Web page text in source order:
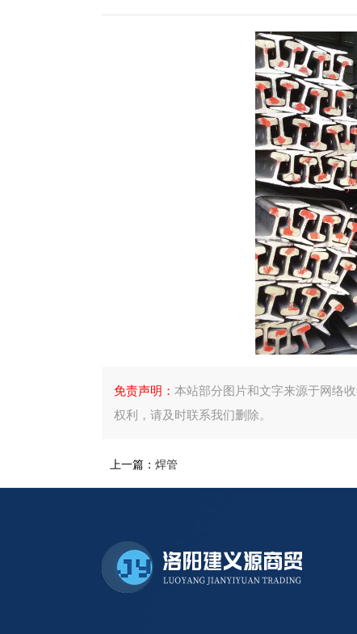
免责声明： 本站部分图片和文字来源于网络
权利，请及时联系我们删除。
上一篇： 焊管